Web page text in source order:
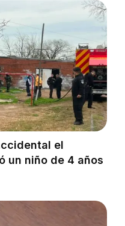
el
un niño de 4 años